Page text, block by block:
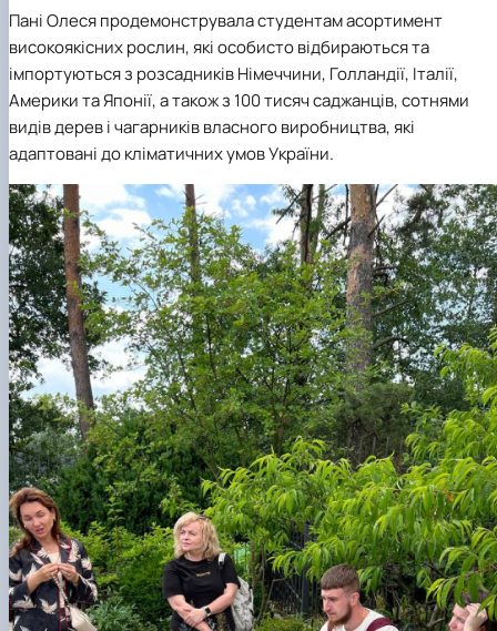
Пані Олеся продемонструвала студентам асортимент
високоякісних рослин, які особисто відбираються та
імпортуються з розсадників Німеччини, Голландії, Італії,
Америки та Японії, а також з 100 тисяч саджанців, сотнями
видів дерев і чагарників власного виробництва, які
адаптовані до кліматичних умов України.